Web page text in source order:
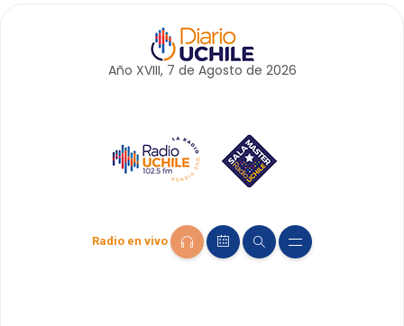
Año XVIII, 7 de Agosto de 2026
Radio en vivo